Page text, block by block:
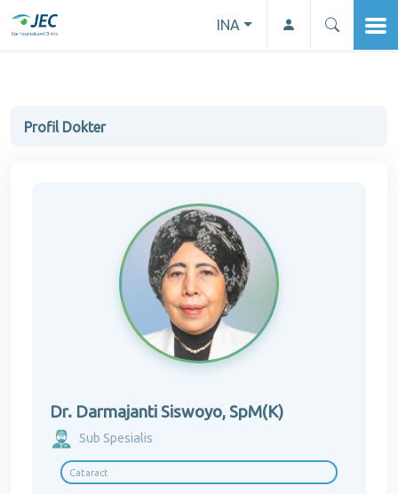
INA
Profil Dokter
Dr. Darmajanti Siswoyo, SpM(K)
Sub Spesialis
Cataract